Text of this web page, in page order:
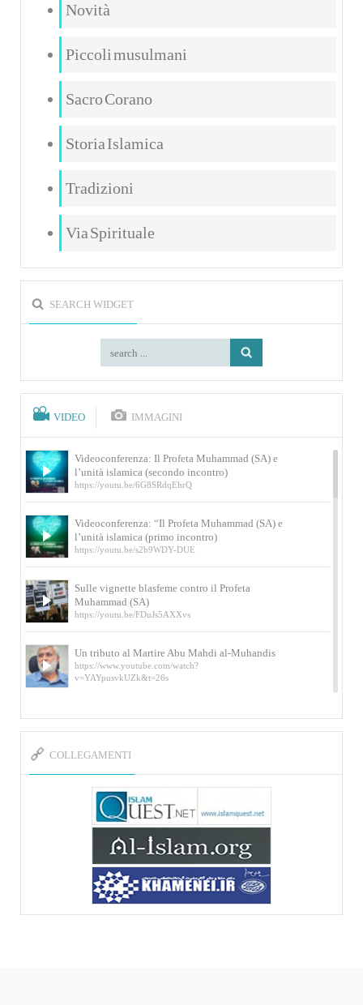
Novità
Piccoli musulmani
Sacro Corano
Storia Islamica
Tradizioni
Via Spirituale
SEARCH WIDGET
VIDEO IMMAGINI
Videoconferenza: Il Profeta Muhammad (SA) e
l’unità islamica (secondo incontro)
https://youtu.be/6G8SRdqEhrQ
Videoconferenza: “Il Profeta Muhammad (SA) e
l’unità islamica (primo incontro)
https://youtu.be/s2b9WDY-DUE
Sulle vignette blasfeme contro il Profeta
Muhammad (SA)
https://youtu.be/FDuJs5AXXvs
Un tributo al Martire Abu Mahdi al-Muhandis
https://www.youtube.com/watch?
v=YAYpusvkUZk&t=26s
L’Abluzione rituale (wudu) secondo l’Imam Alì
e l’Imam Khomeini
della figlia di un martire
https://www.youtube.com/watch?
v=-5nPSxbf9l0&t=103s
Sheykh Abbas Di Palma sui martiri Qassem
Soleimani e Abu Mahdi Al-Muhandis
https://youtu.be/Y6SIP2PIht4 Video del discorso tenuto
dallo Sheykh Abbas Di Palma in ...
COLLEGAMENTI